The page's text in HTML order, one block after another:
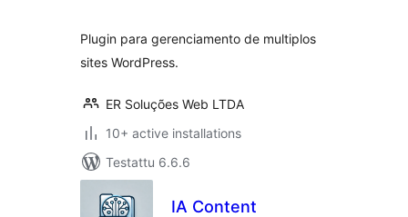
Plugin para gerenciamento de multiplos
sites WordPress.
ER Soluções Web LTDA
10+ active installations
Testattu 6.6.6
IA Content